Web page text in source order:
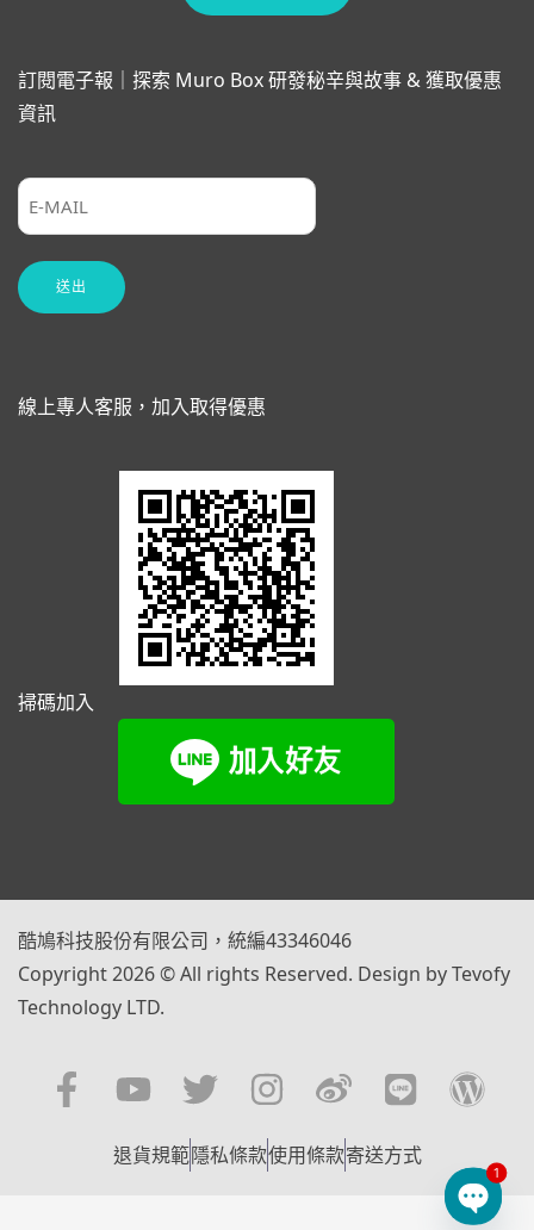
訂閱電子報｜探索 Muro Box 研發秘辛與故事 & 獲取優惠
資訊
線上專人客服，加入取得優惠
掃碼加入
酷鳩科技股份有限公司，統編43346046
Copyright 2026 © All rights Reserved. Design by Tevofy
Technology LTD.
退貨規範隱私條款使用條款寄送方式
1